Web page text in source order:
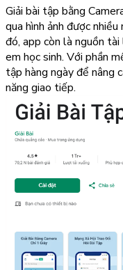
Giải bài tập bằng
qua hình ảnh được
đó, app còn là nguồn tài
em học sinh. Với phần
tập hàng ngày để nâng
năng giao tiếp.